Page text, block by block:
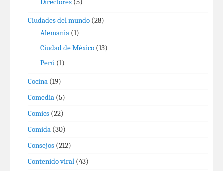
Directores (5)
Ciudades del mundo (28)
Alemania (1)
Ciudad de México (13)
Perú (1)
Cocina (19)
Comedia (5)
Comics (22)
Comida (30)
Consejos (212)
Contenido viral (43)